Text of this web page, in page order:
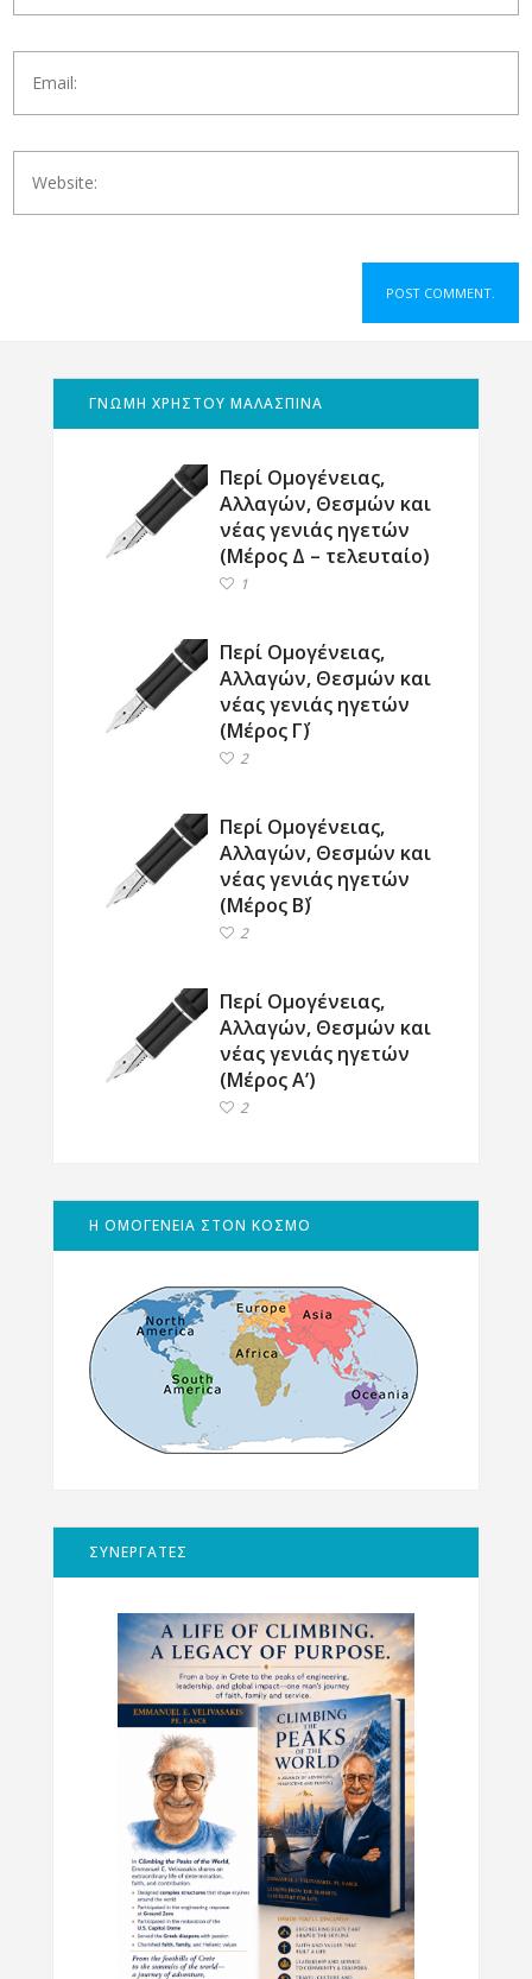
ΓΝΩΜΗ ΧΡΗΣΤΟΥ ΜΑΛΑΣΠΙΝΑ
Περί Ομογένειας,
Αλλαγών, Θεσμών και
νέας γενιάς ηγετών
(Μέρος Δ – τελευταίο)
1
Περί Ομογένειας,
Αλλαγών, Θεσμών και
νέας γενιάς ηγετών
(Μέρος Γ΄)
2
Περί Ομογένειας,
Αλλαγών, Θεσμών και
νέας γενιάς ηγετών
(Μέρος Β΄)
2
Περί Ομογένειας,
Αλλαγών, Θεσμών και
νέας γενιάς ηγετών
(Μέρος Α’)
2
Η ΟΜΟΓΕΝΕΙΑ ΣΤΟΝ ΚΟΣΜΟ
ΣΥΝΕΡΓΑΤΕΣ